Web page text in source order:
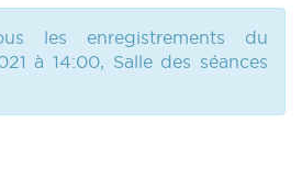
(2021-2022) (PDF)
(2021-2022) (PDF)
|
(2021-2022) (PDF)
|
(2021-2022) (PDF)
(2021-2022) (PDF)
|
les enregistrements du
à 14:00, Salle des séances